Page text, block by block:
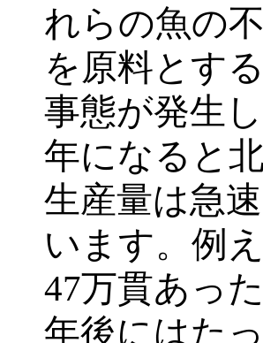
れらの魚の
を原料とす
事態が発生
年になると
生産量は急
います。例
47万貫あっ
年後にはた